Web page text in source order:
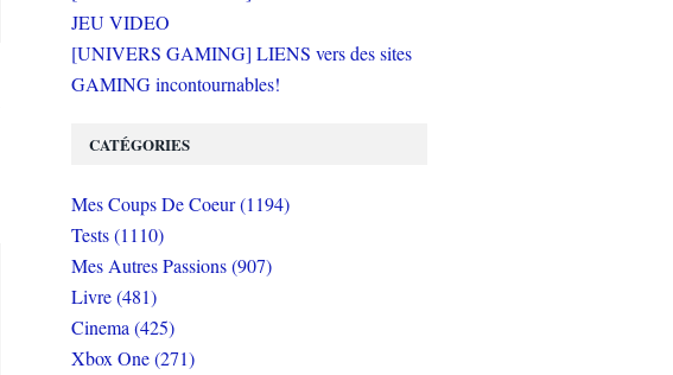
JEU VIDEO
[UNIVERS GAMING] LIENS vers des sites
GAMING incontournables!
CATÉGORIES
Mes Coups De Coeur (1194)
Tests (1110)
Mes Autres Passions (907)
Livre (481)
Cinema (425)
Xbox One (271)